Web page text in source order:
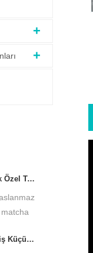
Paslanmaz Çelik Özel Taban Matcha Yeşil Taş Değirmeni Düşük Sıcaklık Ultra İnce Matcha Öğütücü DL-6CYMJ-50QB
Özel Yükseltilmiş Küçük Matcha Taş Değirmeni 30cm Taş Tabak Ultra İnce Matcha Öğütücü DL-6CYMJ-32M